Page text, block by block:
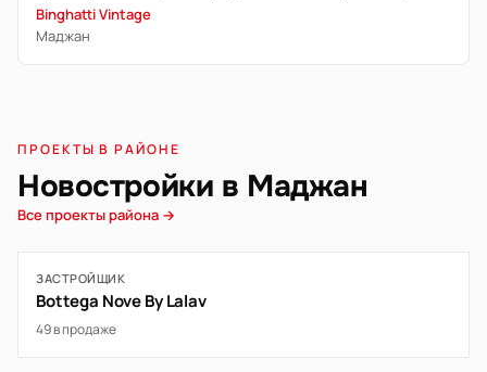
Binghatti Vintage
Маджан
ПРОЕКТЫ В РАЙОНЕ
Новостройки в Маджан
Все проекты района →
ЗАСТРОЙЩИК
Bottega Nove By Lalav
49 в продаже